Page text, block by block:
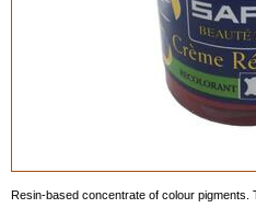
Resin-based concentrate of colour pigments.